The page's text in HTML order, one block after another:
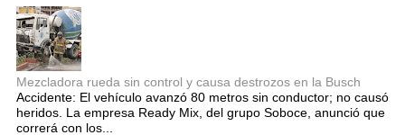
Mezcladora rueda sin control y causa destrozos en la Busch
Accidente: El vehículo avanzó 80 metros sin conductor; no causó
heridos. La empresa Ready Mix, del grupo Soboce, anunció que
correrá con los...